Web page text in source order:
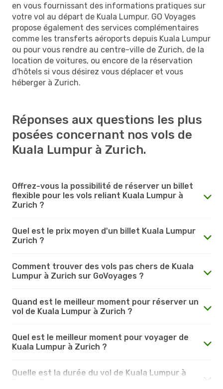
en vous fournissant des informations pratiques sur
votre vol au départ de Kuala Lumpur. GO Voyages
propose également des services complémentaires
comme les transferts aéroports depuis Kuala Lumpur
ou pour vous rendre au centre-ville de Zurich, de la
location de voitures, ou encore de la réservation
d'hôtels si vous désirez vous déplacer et vous
héberger à Zurich.
Réponses aux questions les plus
posées concernant nos vols de
Kuala Lumpur à Zurich.
Offrez-vous la possibilité de réserver un billet
flexible pour les vols reliant Kuala Lumpur à
Zurich ?
Quel est le prix moyen d'un billet Kuala Lumpur
Zurich ?
Comment trouver des vols pas chers de Kuala
Lumpur à Zurich sur GoVoyages ?
Quand est le meilleur moment pour réserver un
vol de Kuala Lumpur à Zurich ?
Quel est le meilleur moment pour voyager de
Kuala Lumpur à Zurich ?
Quelle est la durée du vol de Kuala Lumpur à